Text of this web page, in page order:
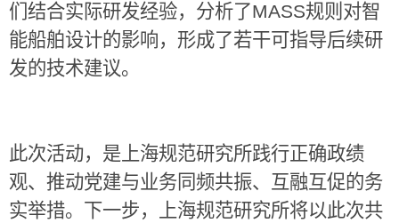
们结合实际研发经验，分析了MASS规则对智
能船舶设计的影响，形成了若干可指导后续研
发的技术建议。
此次活动，是上海规范研究所践行正确政绩
观、推动党建与业务同频共振、互融互促的务
实举措。下一步，上海规范研究所将以此次共